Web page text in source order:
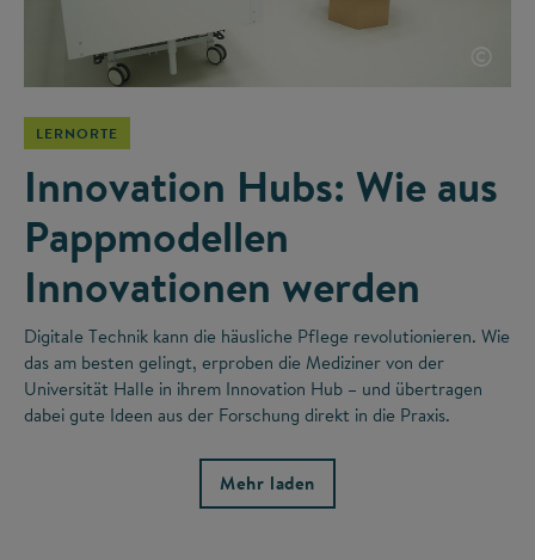
©
LERNORTE
Innovation Hubs: Wie aus
Pappmodellen
Innovationen werden
Digitale Technik kann die häusliche Pflege revolutionieren. Wie
das am besten gelingt, erproben die Mediziner von der
Universität Halle in ihrem Innovation Hub – und übertragen
dabei gute Ideen aus der Forschung direkt in die Praxis.
Mehr laden